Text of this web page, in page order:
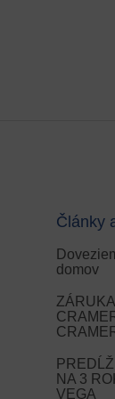
Články
domov
NA 3
VEGA